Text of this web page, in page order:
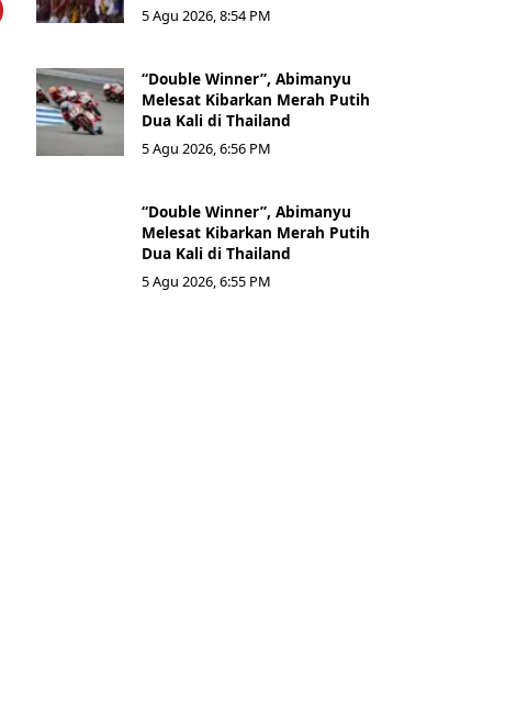
5 Agu 2026, 8:54 PM
“Double Winner”, Abimanyu
Melesat Kibarkan Merah Putih
Dua Kali di Thailand
5 Agu 2026, 6:56 PM
“Double Winner”, Abimanyu
Melesat Kibarkan Merah Putih
Dua Kali di Thailand
5 Agu 2026, 6:55 PM